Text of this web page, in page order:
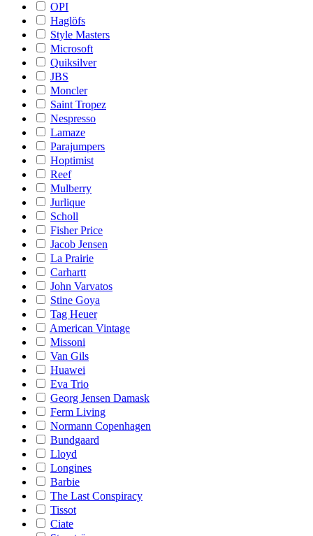
OPI
Haglöfs
Style Masters
Microsoft
Quiksilver
JBS
Moncler
Saint Tropez
Nespresso
Lamaze
Parajumpers
Hoptimist
Reef
Mulberry
Jurlique
Scholl
Fisher Price
Jacob Jensen
La Prairie
Carhartt
John Varvatos
Stine Goya
Tag Heuer
American Vintage
Missoni
Van Gils
Huawei
Eva Trio
Georg Jensen Damask
Ferm Living
Normann Copenhagen
Bundgaard
Lloyd
Longines
Barbie
The Last Conspiracy
Tissot
Ciate